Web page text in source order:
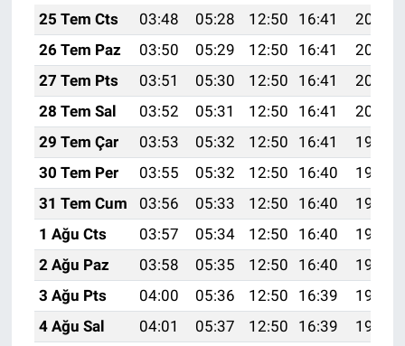
25 Tem Cts
03:48 05:28 12:50 16:41
20:02
26 Tem Paz
03:50 05:29 12:50 16:41
20:01
27 Tem Pts
03:51 05:30 12:50 16:41
20:00
28 Tem Sal
03:52 05:31 12:50 16:41
20:00
29 Tem Çar
03:53 05:32 12:50 16:41
19:59
30 Tem Per
03:55 05:32 12:50 16:40
19:58
31 Tem Cum
03:56 05:33 12:50 16:40
19:57
1 Ağu Cts
03:57 05:34 12:50 16:40
19:56
2 Ağu Paz
03:58 05:35 12:50 16:40
19:55
3 Ağu Pts
04:00 05:36 12:50 16:39
19:54
4 Ağu Sal
04:01 05:37 12:50 16:39
19:53